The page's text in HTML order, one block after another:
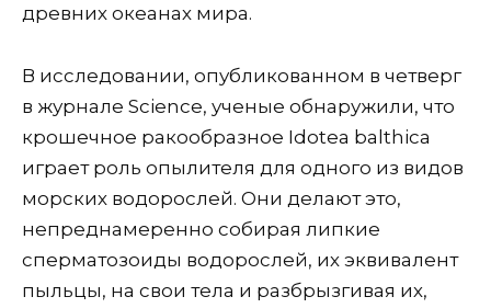
древних океанах мира.
В исследовании, опубликованном в четверг
в журнале Science, ученые обнаружили, что
крошечное ракообразное Idotea balthica
играет роль опылителя для одного из видов
морских водорослей. Они делают это,
непреднамеренно собирая липкие
сперматозоиды водорослей, их эквивалент
пыльцы, на свои тела и разбрызгивая их,